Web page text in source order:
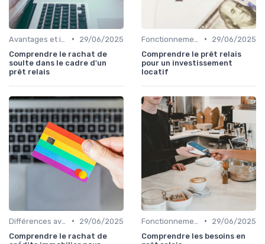
•
29/06/2025
Comprendre le rachat de
soulte dans le cadre d'un
prêt relais
•
29/06/2025
Comprendre le prêt relais
pour un investissement
locatif
•
29/06/2025
Comprendre le rachat de
•
29/06/2025
Comprendre les besoins en